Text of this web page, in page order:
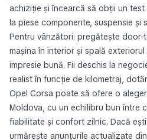
achiziție și încearcă să obții un test
la piese componente, suspensie și
Pentru vânzători: pregătește
mașina în interior și spală
impresie bună. Fii deschis la
realist în funcție de kilometraj,
Opel Corsa poate să ofere o
Moldova, cu un echilibru bun între
fiabilitate și confort zilnic. Dacă
urmărește anunțurile actualizate